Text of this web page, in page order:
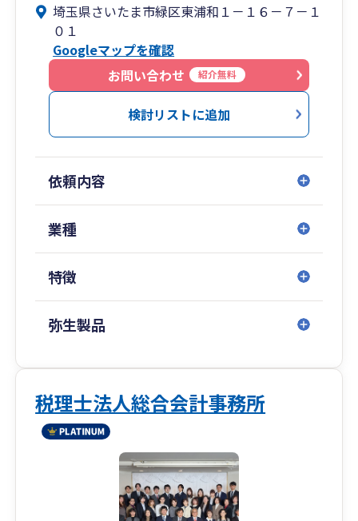
の先生方とも連携し、皆さまの事業を精一杯バッ
クアップいたします！
埼玉県さいたま市緑区東浦和１－１６－７－１
０１
Googleマップを確認
お問い合わせ
紹介無料
検討リストに追加
依頼内容
業種
特徴
弥生製品
税理士法人総合会計事務所